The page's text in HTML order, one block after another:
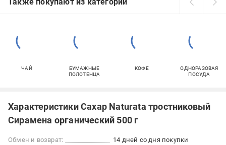
ЧАЙ
БУМАЖНЫЕ
ПОЛОТЕНЦА
КОФЕ
ОДНОРАЗОВАЯ
ПОСУДА
Характеристики Сахар Naturata тростниковый
Сирамена органический 500 г
Обмен и возврат:
14 дней со дня покупки